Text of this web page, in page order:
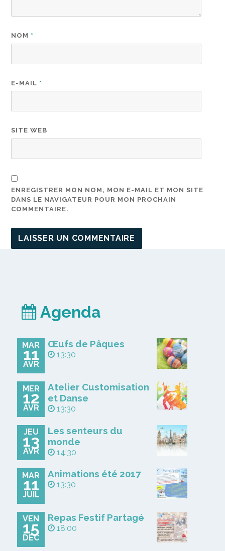
NOM *
E-MAIL *
SITE WEB
ENREGISTRER MON NOM, MON E-MAIL ET MON SITE
DANS LE NAVIGATEUR POUR MON PROCHAIN
COMMENTAIRE.
Agenda
MAR
11
AVR
Œufs de Pâques
13:30
MER
12
AVR
Atelier Customisation
et Danse
13:30
JEU
13
AVR
Les senteurs du
monde
14:30
MAR
11
JUIL
Animations été 2017
13:30
VEN
15
DÉC
Repas Festif Partagé
18:00